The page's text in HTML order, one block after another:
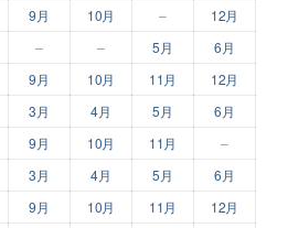
9月 10月 – 12月
– – 5月
6月
9月 10月 11月 12月
3月 4月 5月
6月
9月 10月 11月 –
3月 4月 5月
6月
9月 10月 11月 12月